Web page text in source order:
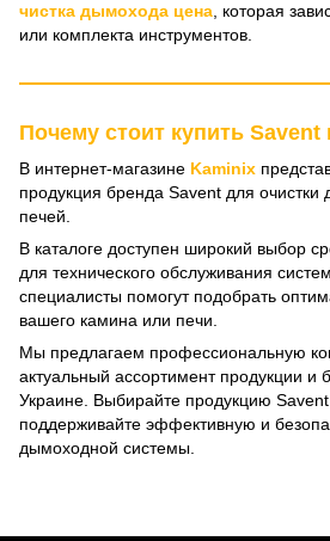
чистка дымохода цена, которая
или комплекта инструментов.
Почему стоит купить Savent
В интернет-магазине Kaminix
продукция бренда Savent для
печей.
В каталоге доступен широкий выбор
для технического обслуживания
специалисты помогут подобрать
вашего камина или печи.
Мы предлагаем профессиональную
актуальный ассортимент продукции и
Украине. Выбирайте продукцию
поддерживайте эффективную и
дымоходной системы.